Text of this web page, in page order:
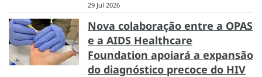
29 Jul 2026
Nova colaboração entre a OPAS
e a AIDS Healthcare
Foundation apoiará a expansão
do diagnóstico precoce do HIV